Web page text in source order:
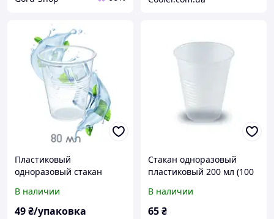
Пластиковый
одноразовый стакан
шт / стаканы из пластика
80 мл
В наличии
49₴/упаковка
Стакан одноразовый
пластиковый 200 мл (100
прозрачные пластик для
кулера, напитков
В наличии
65₴